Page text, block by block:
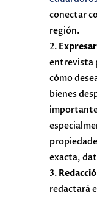
conectar
región.
entrevista
cómo
bienes
exacta,
redactará